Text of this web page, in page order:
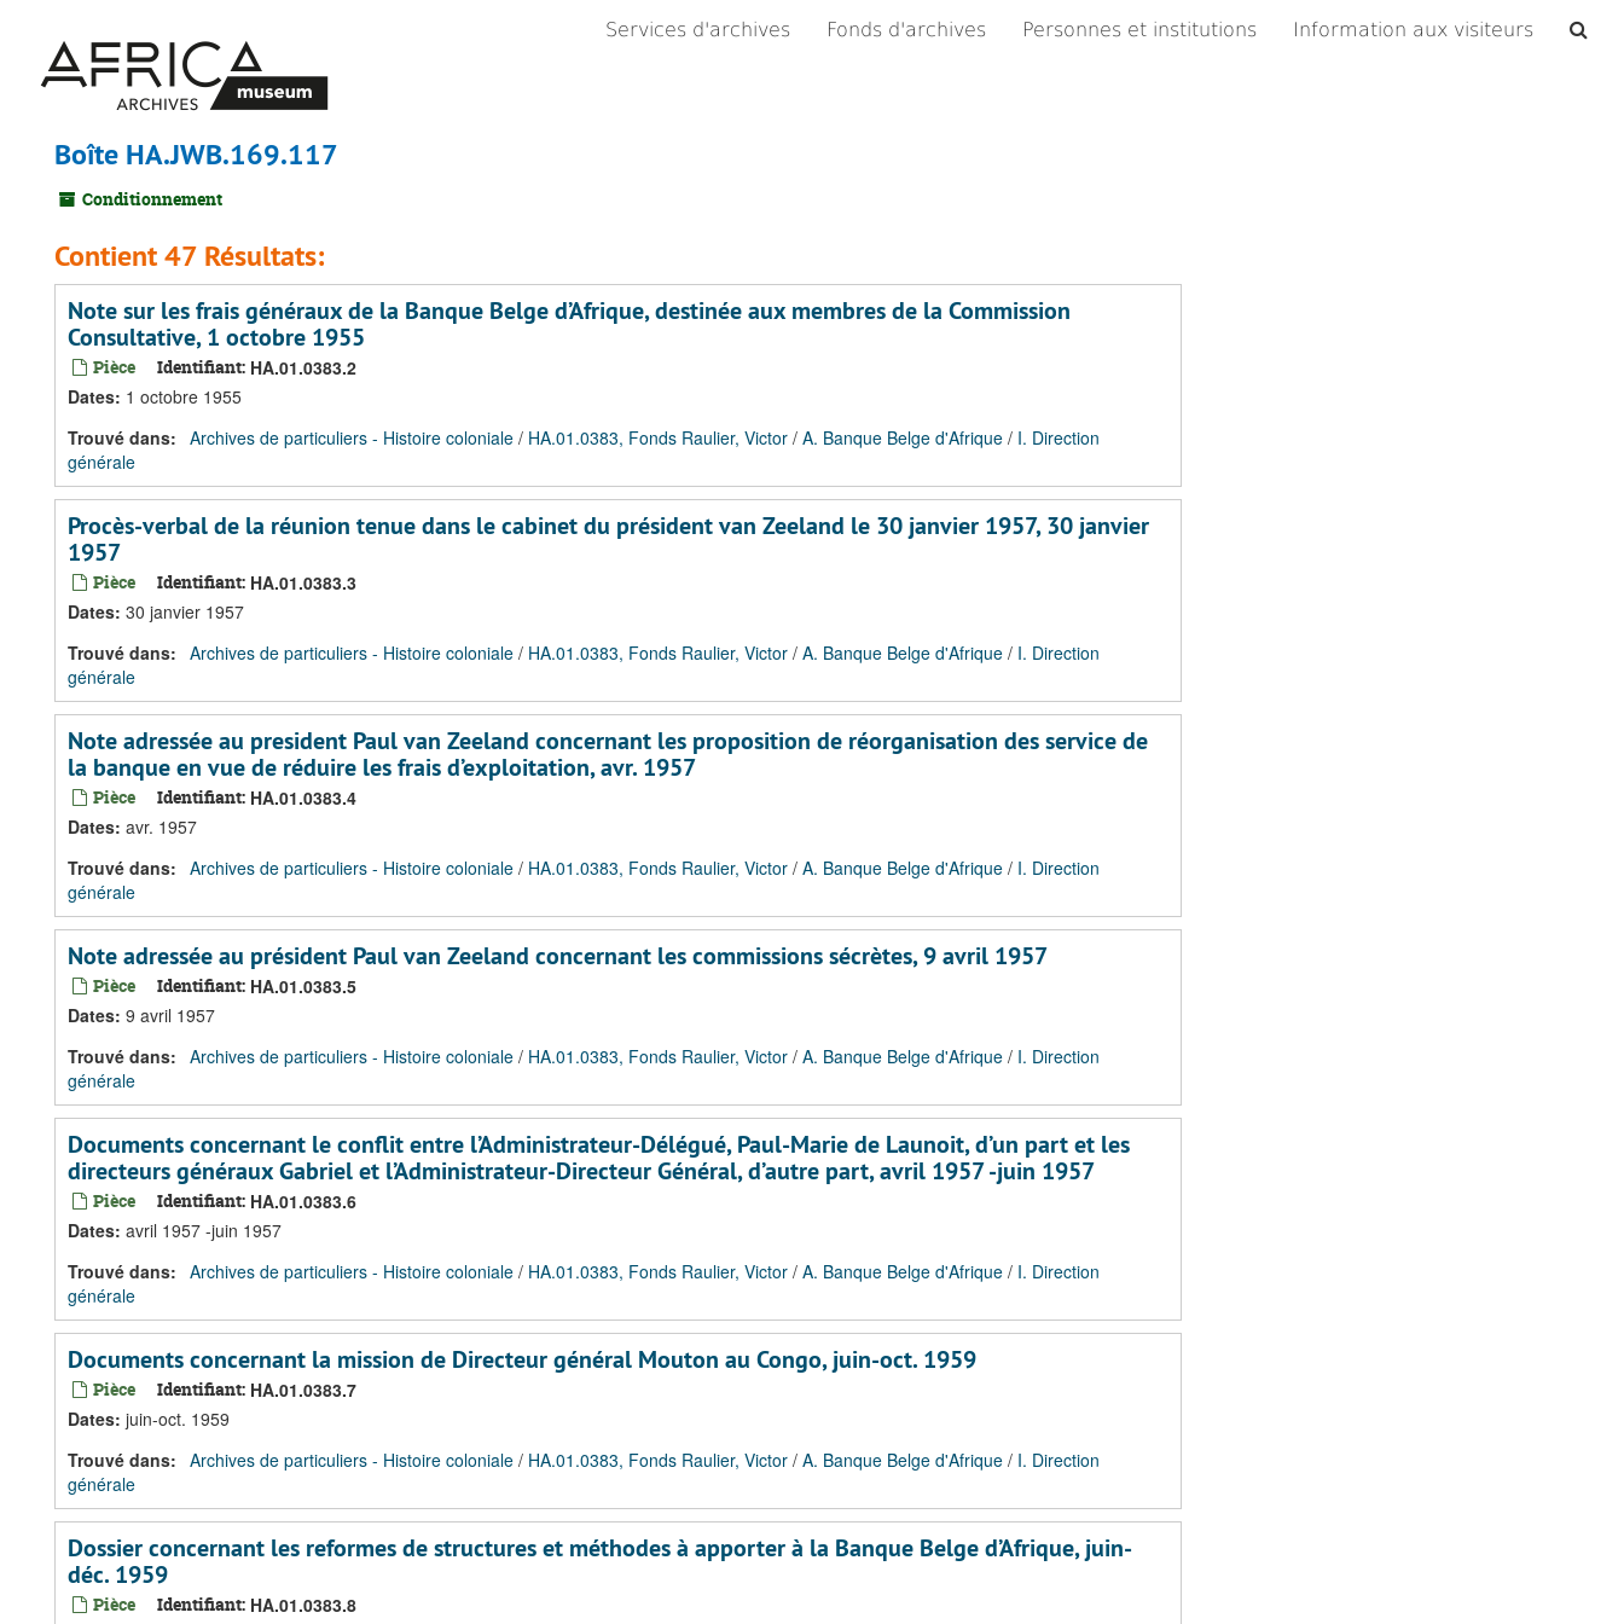
contenu
principal
Services d'archives Fonds d'archives Personnes et institutions Information aux visiteurs
Boîte HA.JWB.169.117
Conditionnement
Contient 47 Résultats:
Note sur les frais généraux de la Banque Belge d’Afrique, destinée aux membres de la Commission
Consultative, 1 octobre 1955
Pièce Identifiant: HA.01.0383.2
Dates: 1 octobre 1955
Trouvé dans: Archives de particuliers - Histoire coloniale / HA.01.0383, Fonds Raulier, Victor / A. Banque Belge d'Afrique / I. Direction
générale
Procès-verbal de la réunion tenue dans le cabinet du président van Zeeland le 30 janvier 1957, 30 janvier
1957
Pièce Identifiant: HA.01.0383.3
Dates: 30 janvier 1957
Trouvé dans: Archives de particuliers - Histoire coloniale / HA.01.0383, Fonds Raulier, Victor / A. Banque Belge d'Afrique / I. Direction
générale
Note adressée au president Paul van Zeeland concernant les proposition de réorganisation des service de
la banque en vue de réduire les frais d’exploitation, avr. 1957
Pièce Identifiant: HA.01.0383.4
Dates: avr. 1957
Trouvé dans: Archives de particuliers - Histoire coloniale / HA.01.0383, Fonds Raulier, Victor / A. Banque Belge d'Afrique / I. Direction
générale
Note adressée au président Paul van Zeeland concernant les commissions sécrètes, 9 avril 1957
Pièce Identifiant: HA.01.0383.5
Dates: 9 avril 1957
Trouvé dans: Archives de particuliers - Histoire coloniale / HA.01.0383, Fonds Raulier, Victor / A. Banque Belge d'Afrique / I. Direction
générale
Documents concernant le conflit entre l’Administrateur-Délégué, Paul-Marie de Launoit, d’un part et les
directeurs généraux Gabriel et l’Administrateur-Directeur Général, d’autre part, avril 1957 -juin 1957
Pièce Identifiant: HA.01.0383.6
Dates: avril 1957 -juin 1957
Trouvé dans: Archives de particuliers - Histoire coloniale / HA.01.0383, Fonds Raulier, Victor / A. Banque Belge d'Afrique / I. Direction
générale
Documents concernant la mission de Directeur général Mouton au Congo, juin-oct. 1959
Pièce Identifiant: HA.01.0383.7
Dates: juin-oct. 1959
Trouvé dans: Archives de particuliers - Histoire coloniale / HA.01.0383, Fonds Raulier, Victor / A. Banque Belge d'Afrique / I. Direction
générale
Dossier concernant les reformes de structures et méthodes à apporter à la Banque Belge d’Afrique, juin-
déc. 1959
Pièce Identifiant: HA.01.0383.8